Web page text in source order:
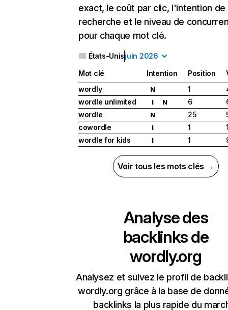
exact, le coût par clic, l'intention de
recherche et le niveau de
pour chaque mot clé.
États-Unisjuin 2026
Mot clé Intention Position
wordly
N 1
wordle unlimited
I N 6
wordle
N 25
cowordle
I 1
wordle for kids
I 1
Voir tous les mots clés →
Analyse des
backlinks de
wordly.org
Analysez et suivez le profil de
wordly.org grâce à la base de
backlinks la plus rapide du